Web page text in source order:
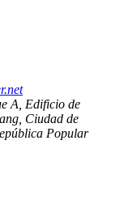
A, Edificio de
Ciudad de
Popular